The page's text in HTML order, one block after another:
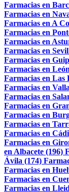
Farmacias en
Farmacias en
Farmacias en A
Farmacias en
Farmacias en
Farmacias en
Farmacias en
Farmacias en
Farmacias en Las
Farmacias en
Farmacias en
Farmacias en
Farmacias en
Farmacias en
Farmacias en
Farmacias en
en Albacete (196)
Ávila (174)
Farmacias en
Farmacias en
Farmacias en